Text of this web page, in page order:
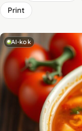
Print
AI-kok